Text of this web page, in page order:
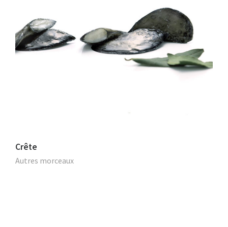
Crête
Autres morceaux